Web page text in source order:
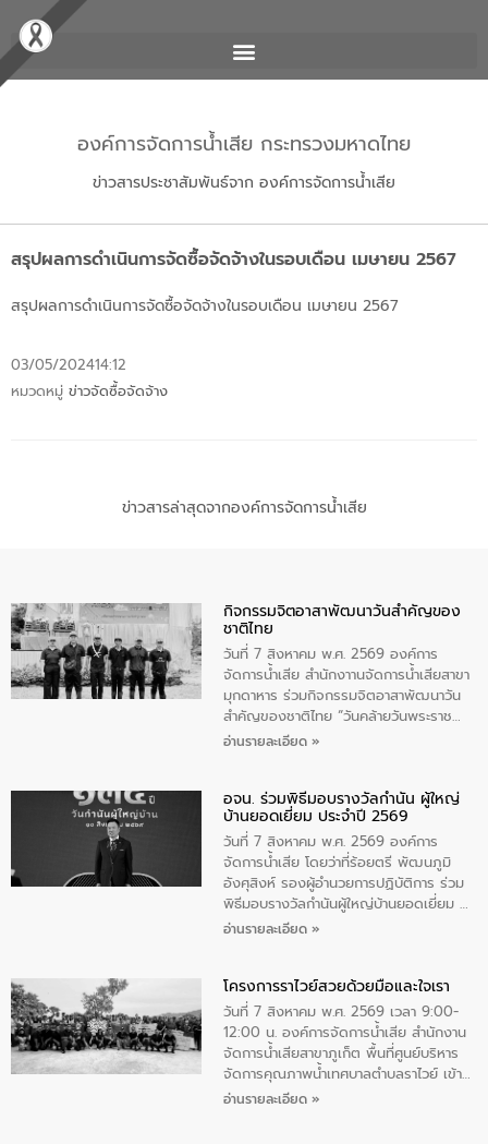
องค์การจัดการน้ำเสีย กระทรวงมหาดไทย
ข่าวสารประชาสัมพันธ์จาก องค์การจัดการน้ำเสีย
สรุปผลการดำเนินการจัดซื้อจัดจ้างในรอบเดือน เมษายน 2567
สรุปผลการดำเนินการจัดซื้อจัดจ้างในรอบเดือน เมษายน 2567
03/05/202414:12
หมวดหมู่ ข่าวจัดซื้อจัดจ้าง
ข่าวสารล่าสุดจากองค์การจัดการน้ำเสีย
กิจกรรมจิตอาสาพัฒนาวันสําคัญของ
ชาติไทย
วันที่ 7 สิงหาคม พ.ศ. 2569 องค์การ
จัดการน้ำเสีย สำนักงาานจัดการน้ำเสียสาขา
มุกดาหาร ร่วมกิจกรรมจิตอาสาพัฒนาวัน
สําคัญของชาติไทย “วันคล้ายวันพระราช
สมภพ สมเด็จพระนางเจ้าสิริกิติ์พระบรม
ทิพย์คำ รองผู้ว่าราชการจังหวัดมุกดาหาร
เป็นประธานในพิธี ณ เรือนจําชั่วคราวนาโสก
ตําบลนาโสก อําเภอเมืองมุกดาหาร จังหวัด
มุกดาหาร โดยในกิจกรรมได้ร่วมปลูกป่า และ
ทําความสะอาดภายในบริเวณ จัดกิจกรรม
เพื่อถวายเป็นพระราชกุศล สมเด็จพระนาง
เจ้าสิริกิติ์พระบรมราชินีนาถ พระบรมราช
อ่านรายละเอียด »
อจน. ร่วมพิธีมอบรางวัลกำนัน ผู้ใหญ่
บ้านยอดเยี่ยม ประจำปี 2569
วันที่ 7 สิงหาคม พ.ศ. 2569 องค์การ
จัดการน้ำเสีย โดยว่าที่ร้อยตรี พัฒนภูมิ
อังศุสิงห์ รองผู้อำนวยการปฏิบัติการ ร่วม
พิธีมอบรางวัลกำนันผู้ใหญ่บ้านยอดเยี่ยม ณ
ทำเนียบรัฐบาล โดยมีนายอนุทิน ชาญวีรกูล
ทองคำและประกาศเกียรติคุณให้แก่ กำนัน
ผู้ใหญ่บ้านยอดเยี่ยม พร้อมกล่าวชื่นชม ให้
โอวาท และมอบนโยบาย
อ่านรายละเอียด »
โครงการราไวย์สวยด้วยมือและใจเรา
วันที่ 7 สิงหาคม พ.ศ. 2569 เวลา 9:00-
12:00 น. องค์การจัดการน้ำเสีย สำนักงาน
จัดการน้ำเสียสาขาภูเก็ต พื้นที่ศูนย์บริหาร
จัดการคุณภาพน้ำเทศบาลตำบลราไวย์ เข้า
ร่วมโครงการราไวย์สวยด้วยมือและใจเรา
อ่านรายละเอียด »